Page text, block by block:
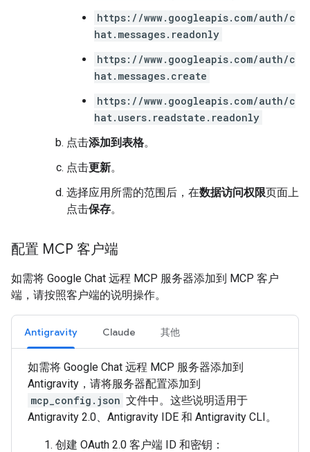
https://www.googleapis.com/auth/c
hat.messages.readonly
https://www.googleapis.com/auth/c
hat.messages.create
https://www.googleapis.com/auth/c
hat.users.readstate.readonly
点击添加到表格。
点击更新。
选择应用所需的范围后，在数据访问权限页面上
点击保存。
配置 MCP 客户端
如需将 Google Chat 远程 MCP 服务器添加到 MCP 客户
端，请按照客户端的说明操作。
Antigravity Claude 其他
如需将 Google Chat 远程 MCP 服务器添加到
Antigravity，请将服务器配置添加到
mcp_config.json 文件中。这些说明适用于
Antigravity 2.0、Antigravity IDE 和 Antigravity CLI。
创建 OAuth 2.0 客户端 ID 和密钥：